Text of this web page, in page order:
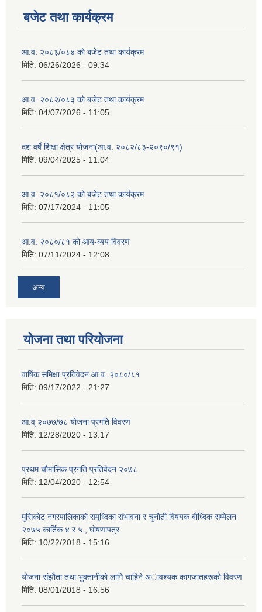
बजेट तथा कार्यक्रम
आ.व. २०८३/०८४ को बजेट तथा कार्यक्रम
मिति: 06/26/2026 - 09:34
आ.व. २०८२/०८३ को बजेट तथा कार्यक्रम
मिति: 04/07/2026 - 11:05
दश वर्षे शिक्षा क्षेत्र योजना(आ.व. २०८२/८३-२०९०/९१)
मिति: 09/04/2025 - 11:04
आ.व. २०८१/०८२ को बजेट तथा कार्यक्रम
मिति: 07/17/2024 - 11:05
आ.व. २०८०/८१ को आय-व्यय विवरण
मिति: 07/11/2024 - 12:08
अन्य
योजना तथा परियोजना
वार्षिक समिक्षा प्रतिवेदन आ.व. २०८०/८१
मिति: 09/17/2022 - 21:27
आ.व् २०७७/७८ योजना प्रगति विवरण
मिति: 12/28/2020 - 13:17
प्रथम चाैमासिक प्रगति प्रतिवेदन २०७८
मिति: 12/04/2020 - 12:54
मुसिकाेट नगरपालिकाकाे समृध्दिका संभावना र चुनाैती विषयक बाैध्दिक सम्मेलन
२०७५ कार्तिक ४ र ५ , घाेषणापत्र
मिति: 10/22/2018 - 15:16
याेजना संझाैता तथा भुक्तानीकाे लागि चाहिने अावश्यक कागजातहरूकाे विवरण
मिति: 08/01/2018 - 16:56